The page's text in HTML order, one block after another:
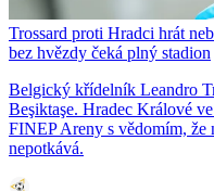
Trossard proti Hradci hrát
bez hvězdy čeká plný stadion
Belgický křídelník Leandro
Beşiktaşe. Hradec Králové
FINEP Areny s vědomím, že
nepotkává.